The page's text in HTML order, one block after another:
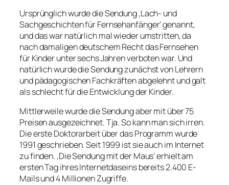
Ursprünglich wurde die Sendung ‚Lach- und
Sachgeschichten für Fernsehanfänger‘ genannt,
und das war natürlich mal wieder umstritten, da
nach damaligen deutschem Recht das Fernsehen
für Kinder unter sechs Jahren verboten war. Und
natürlich wurde die Sendung zunächst von Lehrern
und pädagogischen Fachkräften abgelehnt und galt
als schlecht für die Entwicklung der Kinder.
Mittlerweile wurde die Sendung aber mit über 75
Preisen ausgezeichnet. Tja. So kann man sich irren.
Die erste Doktorarbeit über das Programm wurde
1991 geschrieben. Seit 1999 ist sie auch im Internet
zu finden. ‚Die Sendung mit der Maus‘ erhielt am
ersten Tag ihres Internetdaseins bereits 2.400 E-
Mails und 4 Millionen Zugriffe.